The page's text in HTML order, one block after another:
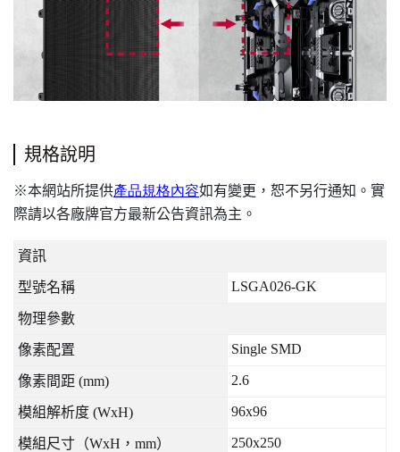
規格說明
※本網站所提供產品規格內容如有變更，恕不另行通知。實
際請以各廠牌官方最新公告資訊為主。
資訊
型號名稱 LSGA026-GK
物理參數
像素配置 Single SMD
像素間距 (mm) 2.6
模組解析度 (WxH) 96x96
模組尺寸（WxH ， mm） 250x250